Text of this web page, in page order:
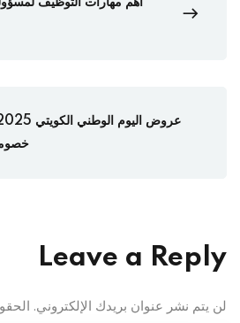
Leave a Reply
لن يتم نشر عنوان بريدك الإلكتروني.